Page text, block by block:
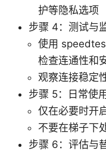
护等隐私选项
步骤 4：测试与
使用
检查连通性和
观察连接稳定
步骤 5：日常使
仅在必要时开
不要在梯子下
步骤 6：评估与